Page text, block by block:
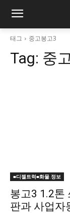
태그 중고봉고3
Tag: 중
■디젤트럭■화물.정보
봉고3 1.2톤
판과 사업자